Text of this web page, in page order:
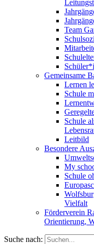
Team
Gemeinsame
Lernen
Schule
Schule
Leitbild
Besondere
My
Schule
Vielfalt
Förderverein
Orientierung,
Suche nach: